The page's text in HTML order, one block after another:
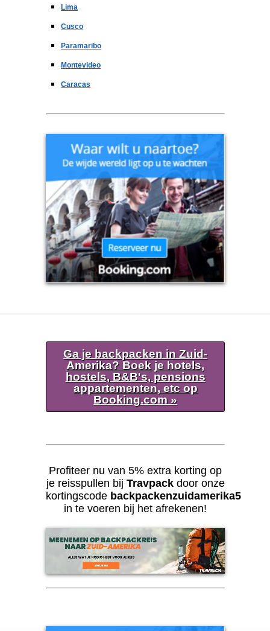
Lima
Cusco
Paramaribo
Montevideo
Caracas
Ga je backpacken in Zuid-
Amerika? Boek je hotels,
hostels, B&B's, pensions
appartementen, etc op
Booking.com »
Profiteer nu van 5% extra korting op
je reisspullen bij Travpackdoor onze
kortingscode backpackenzuidamerika5
in te voeren bij het afrekenen!